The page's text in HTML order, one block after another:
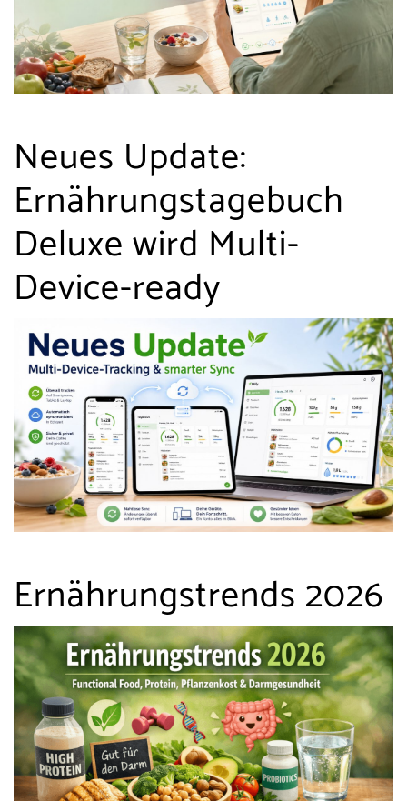
Neues Update:
Ernährungstagebuch
Deluxe wird Multi-
Device-ready
Ernährungstrends 2026